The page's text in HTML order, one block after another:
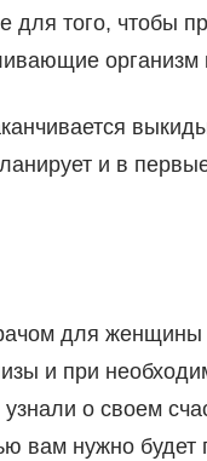
того, чтобы
организм
и в
для женщины
и при
о своем
вам нужно будет